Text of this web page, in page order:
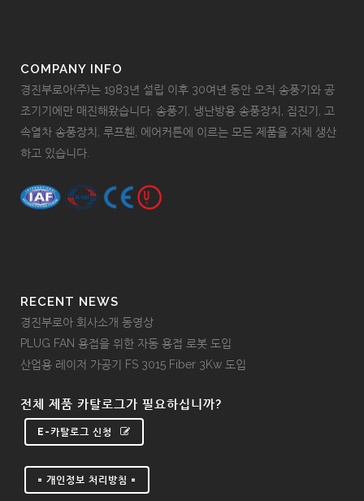
COMPANY INFO
경진부로아(주)는 1983년 설립 이후 30여년 동안 오직 송풍기와 공
조기기에만 매진해왔습니다. 송풍기, 냉난방용 송풍장치, 집진기, 고
속열차 송풍장치, 루프휀, 에어커튼에 이르는 모든 제품을 자체 생산
하고 있습니다.
RECENT NEWS
경진부로아 회사소개 동영상
PLUG FAN 용접을 위한 자동 용접 로봇 도입
산업용 레이저 가공기 FS 3015 Fiber 3Kw 도입
전체 제품 카탈로그가 필요하십니까?
E-카탈로그 신청
= 개인정보 처리방침 =